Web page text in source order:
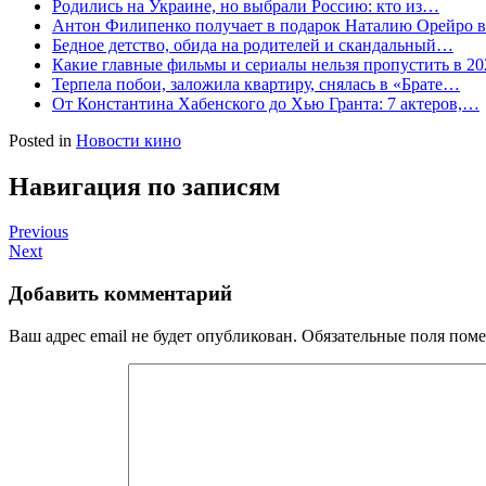
Родились на Украине, но выбрали Россию: кто из…
Антон Филипенко получает в подарок Наталию Орейро
Бедное детство, обида на родителей и скандальный…
Какие главные фильмы и сериалы нельзя пропустить в
Терпела побои, заложила квартиру, снялась в «Брате…
От Константина Хабенского до Хью Гранта: 7 актеров,…
Posted in Новости кино
Навигация по записям
Previous
Next
Добавить комментарий
Ваш адрес email не будет опубликован. Обязательные поля